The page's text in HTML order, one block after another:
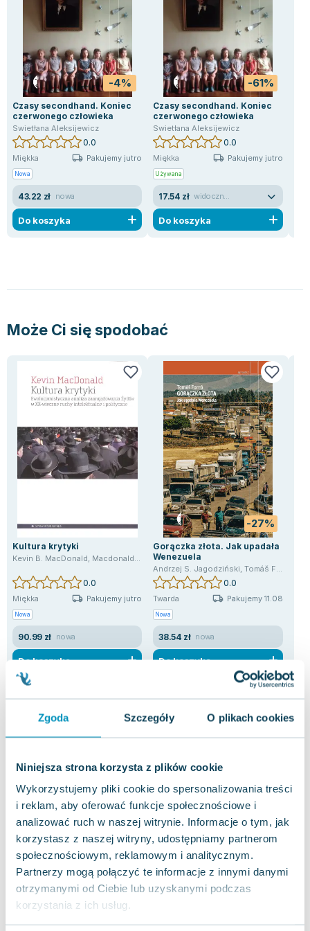
Zgoda Szczegóły O plikach cookies
Niniejsza strona korzysta z plików cookie
Wykorzystujemy pliki cookie do spersonalizowania treści
i reklam, aby oferować funkcje społecznościowe i
analizować ruch w naszej witrynie. Informacje o tym, jak
korzystasz z naszej witryny, udostępniamy partnerom
społecznościowym, reklamowym i analitycznym.
Partnerzy mogą połączyć te informacje z innymi danymi
otrzymanymi od Ciebie lub uzyskanymi podczas
korzystania z ich usług.
-4%
Czasy secondhand. Koniec
czerwonego człowieka
Swietłana Aleksijewicz
0.0
Miękka Pakujemy jutro
Nowa
43.22 zł nowa
Do koszyka
-61%
Czasy secondhand. Koniec
czerwonego człowieka
Swietłana Aleksijewicz
0.0
Miękka Pakujemy jutro
Używana
17.54 zł widoczne ślady używania
Do koszyka
Może Ci się spodobać
Kultura krytyki
Kevin B. MacDonald, Macdonald Kevin
0.0
Miękka Pakujemy jutro
Nowa
90.99 zł nowa
Do koszyka
-27%
Gorączka złota. Jak upadała
Wenezuela
Andrzej S. Jagodziński,Tomáš Forró
0.0
Twarda Pakujemy 11.08
Nowa
38.54 zł nowa
Do koszyka
Inne książki z tej samej kategorii